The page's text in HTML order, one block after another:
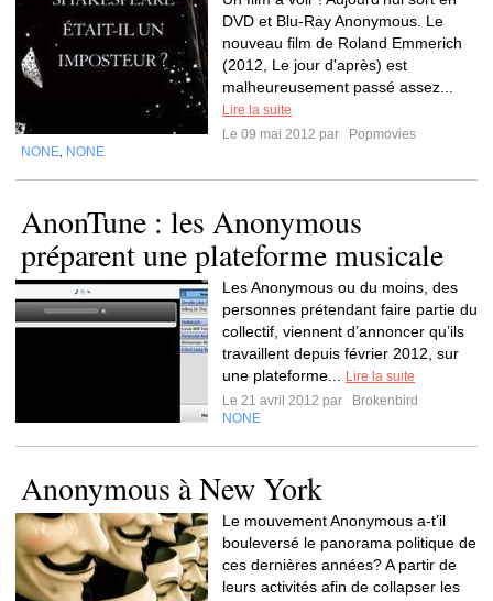
DVD et Blu-Ray Anonymous. Le
nouveau film de Roland Emmerich
(2012, Le jour d'après) est
malheureusement passé assez...
Lire la suite
Le 09 mai 2012 par
Popmovies
NONE NONE
AnonTune : les Anonymous
préparent une plateforme musicale
Les Anonymous ou du moins, des
personnes prétendant faire partie du
collectif, viennent d’annoncer qu’ils
travaillent depuis février 2012, sur
une plateforme...
Lire la suite
Le 21 avril 2012 par
Brokenbird
NONE
Anonymous à New York
Le mouvement Anonymous a-t’il
bouleversé le panorama politique de
ces dernières années? A partir de
leurs activités afin de collapser les